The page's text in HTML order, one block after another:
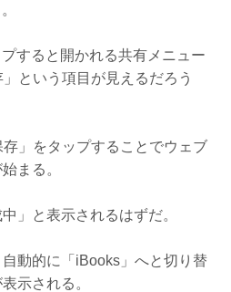
すると開かれる共有メニュー
という項目が見えるだろう
」をタップすることでウェブ
まる。
」と表示されるはずだ。
動的に「iBooks」へと切り替
示される。